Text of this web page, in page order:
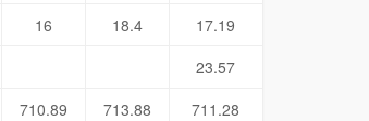
16 18.4
17.19
23.57
710.89 713.88
711.28